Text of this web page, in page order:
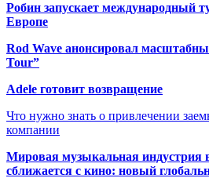
Робин запускает международный
Европе
Rod Wave анонсировал
Tour”
Adele готовит возвращение
Что нужно знать о привлечении
компании
Мировая музыкальная индустрия
сближается с кино: новый